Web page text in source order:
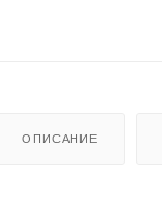
ОПИСАНИЕ